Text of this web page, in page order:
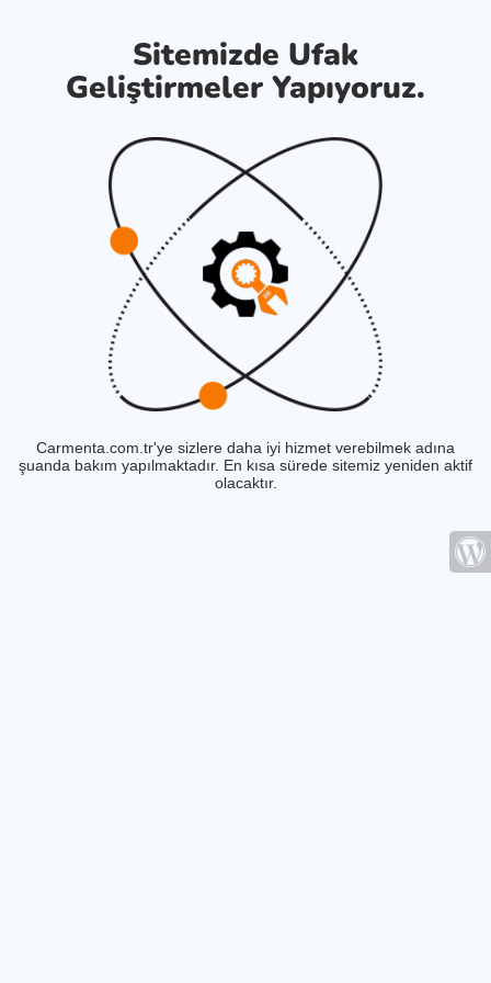
Sitemizde Ufak
Geliştirmeler Yapıyoruz.
Carmenta.com.tr'ye sizlere daha iyi hizmet verebilmek adına
şuanda bakım yapılmaktadır. En kısa sürede sitemiz yeniden aktif
olacaktır.